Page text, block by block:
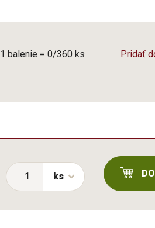
1 balenie = 0/360 ks Pridať
ks